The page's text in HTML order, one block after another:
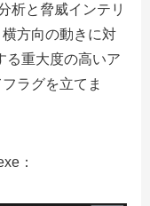
析と脅威インテリ
方向の動きに対
る重大度の高いア
ラグを立てま
：